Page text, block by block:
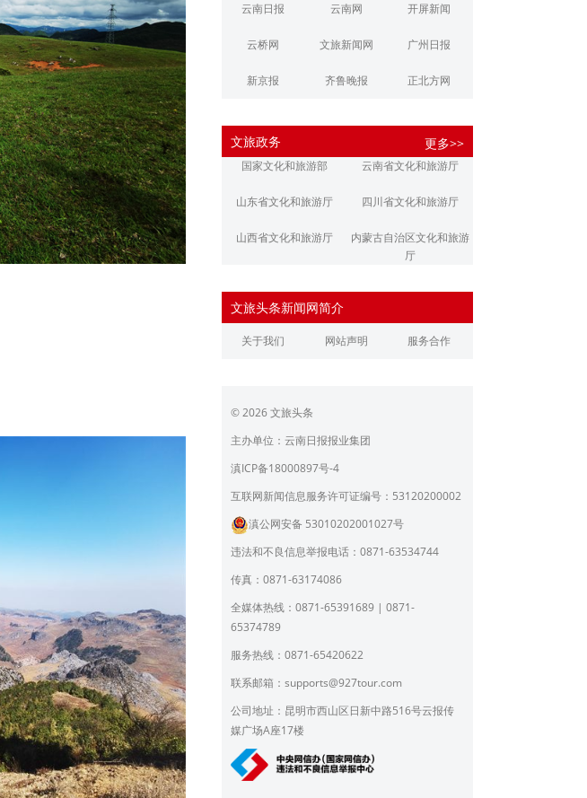
云南日报 云南网 开屏新闻
云桥网 文旅新闻网 广州日报
新京报 齐鲁晚报 正北方网
江南都市报 潇湘晨报
文旅政务 更多>>
国家文化和旅游部 云南省文化和旅游厅
山东省文化和旅游厅 四川省文化和旅游厅
山西省文化和旅游厅
内蒙古自治区文化和旅游
厅
浙江省文化和旅游厅
江西省文化和旅游厅 河南省文化和旅游厅
广东省文化和旅游厅
育厅
陕西省文化和旅游厅 甘肃省文化和旅游厅
青海省文化和旅游厅
宁夏回族自治区文化和旅
北京市文旅局
上海市文化和旅游局
员会
文旅头条新闻网简介
关于我们 网站声明 服务合作
© 2026 文旅头条
主办单位：云南日报报业集团
滇ICP备18000897号-4
互联网新闻信息服务许可证编号：53120200002
滇公网安备 53010202001027号
违法和不良信息举报电话：0871-63534744
传真：0871-63174086
全媒体热线：0871-65391689 | 0871-
65374789
服务热线：0871-65420622
联系邮箱： supports@927tour.com
公司地址：昆明市西山区日新中路516号云报传
媒广场A座17楼